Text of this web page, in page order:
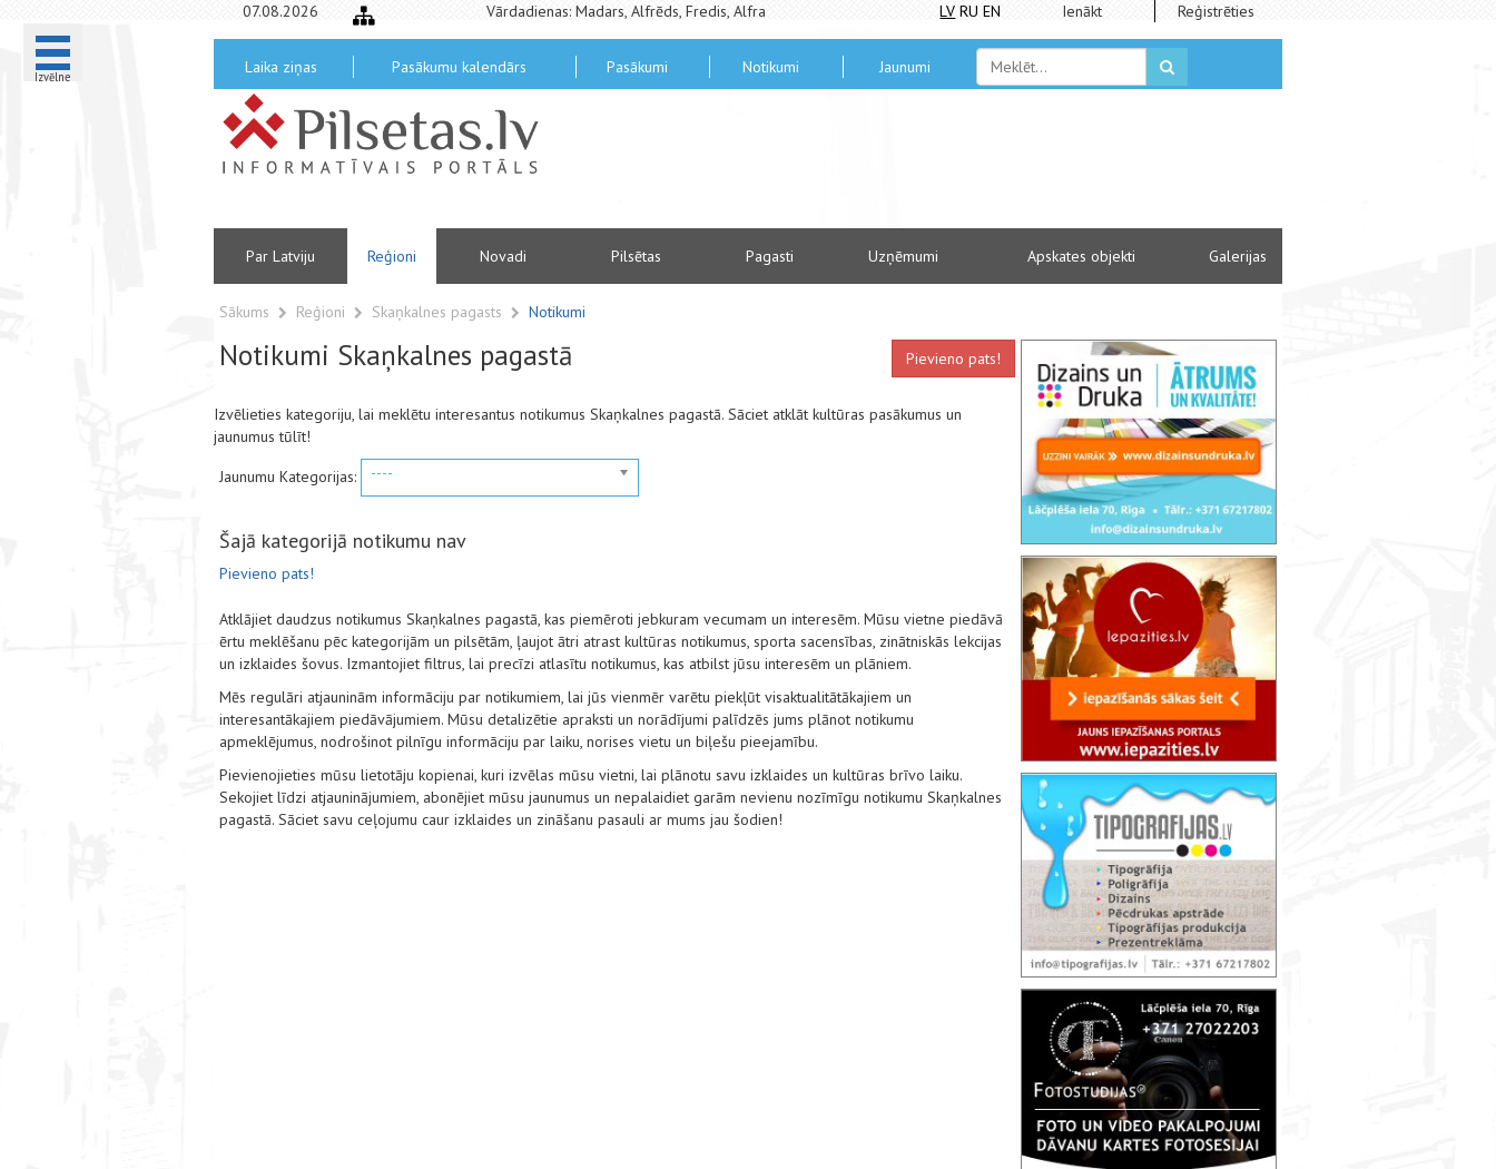
Izvēlne
07.08.2026 Vārdadienas: Madars, Alfrēds, Fredis, Alfra LV RU EN Ienākt Reģistrēties
Laika ziņas Pasākumu kalendārs Pasākumi Notikumi Jaunumi
Par Latviju Reģioni Novadi Pilsētas Pagasti Uzņēmumi Apskates objekti Galerijas
Sākums Reģioni Skaņkalnes pagasts Notikumi
Notikumi Skaņkalnes pagastā Pievieno pats!
Izvēlieties kategoriju, lai meklētu interesantus notikumus Skaņkalnes pagastā. Sāciet atklāt kultūras pasākumus un
jaunumus tūlīt!
Jaunumu Kategorijas:
----
Šajā kategorijā notikumu nav
Pievieno pats!
Atklājiet daudzus notikumus Skaņkalnes pagastā, kas piemēroti jebkuram vecumam un interesēm. Mūsu vietne piedāvā
ērtu meklēšanu pēc kategorijām un pilsētām, ļaujot ātri atrast kultūras notikumus, sporta sacensības, zinātniskās lekcijas
un izklaides šovus. Izmantojiet filtrus, lai precīzi atlasītu notikumus, kas atbilst jūsu interesēm un plāniem.
Mēs regulāri atjauninām informāciju par notikumiem, lai jūs vienmēr varētu piekļūt visaktualitātākajiem un
interesantākajiem piedāvājumiem. Mūsu detalizētie apraksti un norādījumi palīdzēs jums plānot notikumu
apmeklējumus, nodrošinot pilnīgu informāciju par laiku, norises vietu un biļešu pieejamību.
Pievienojieties mūsu lietotāju kopienai, kuri izvēlas mūsu vietni, lai plānotu savu izklaides un kultūras brīvo laiku.
Sekojiet līdzi atjauninājumiem, abonējiet mūsu jaunumus un nepalaidiet garām nevienu nozīmīgu notikumu Skaņkalnes
pagastā. Sāciet savu ceļojumu caur izklaides un zināšanu pasauli ar mums jau šodien!